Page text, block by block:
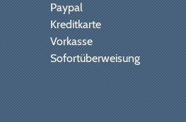
Paypal
Kreditkarte
Vorkasse
Sofortüberweisung